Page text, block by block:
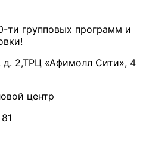
ти групповых программ и
д. 2,ТРЦ «Афимолл Сити», 4
центр⠀